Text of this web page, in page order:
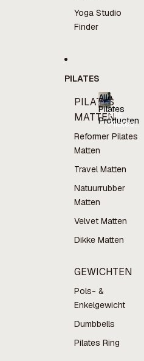
Yoga Studio
Finder
PILATES
PILATES
MATTEN
Reformer Pilates
Matten
Travel Matten
Natuurrubber
Matten
Velvet Matten
Dikke Matten
GEWICHTEN
Pols- &
Enkelgewicht
Dumbbells
Pilates Ring
Alle
Pilates
Producten
Alle
Pilates
Producten